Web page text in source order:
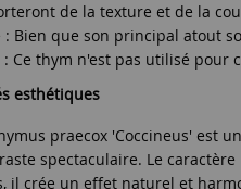
de la texture et de la
: Bien que son principal atout
: Ce thym n'est pas utilisé pour
esthétiques
praecox 'Coccineus' est
spectaculaire. Le
il crée un effet naturel et